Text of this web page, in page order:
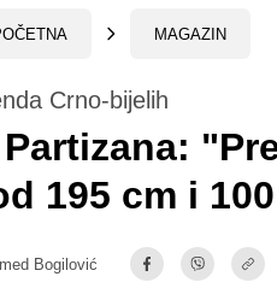
MAGAZIN
Crno-bijelih
195 cm i
Bogilović